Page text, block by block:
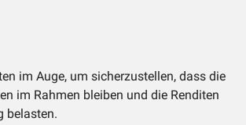
im Auge, um sicherzustellen, dass die
im Rahmen bleiben und die Renditen
belasten.